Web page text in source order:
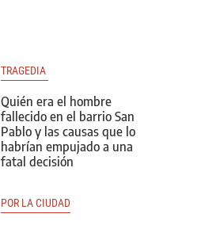
TRAGEDIA
Quién era el hombre
fallecido en el barrio San
Pablo y las causas que lo
habrían empujado a una
fatal decisión
POR LA CIUDAD